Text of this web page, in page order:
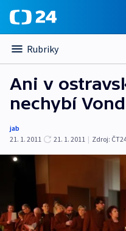
Rubriky
Ani v
nechybí
jab
21. 1. 2011
21. 1. 2011 | Zdroj: